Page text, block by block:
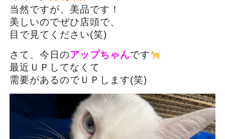
当然ですが、美品です！
美しいのでぜひ店頭で、
目で見てください(笑)
さて、今日のアップちゃんです
最近ＵＰしてなくて
需要があるのでＵＰします(笑)